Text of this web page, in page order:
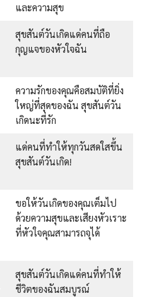
และความสุข
สุขสันต์วันเกิดแด่คนที่ถือ
กุญแจของหัวใจฉัน
ความรักของคุณคือสมบัติที่ยิ่ง
ใหญ่ที่สุดของฉัน สุขสันต์วัน
เกิดนะที่รัก
แด่คนที่ทำให้ทุกวันสดใสขึ้น
สุขสันต์วันเกิด!
ขอให้วันเกิดของคุณเต็มไป
ด้วยความสุขและเสียงหัวเราะ
ที่หัวใจคุณสามารถจุได้
สุขสันต์วันเกิดแด่คนที่ทำให้
ชีวิตของฉันสมบูรณ์